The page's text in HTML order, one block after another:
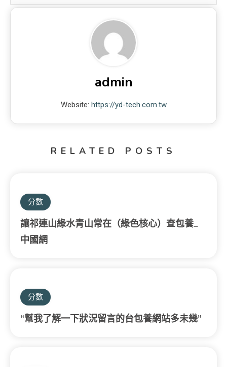
admin
Website: https://yd-tech.com.tw
RELATED POSTS
分數
讓祁連山綠水青山常在（綠色核心）查包養_
中國網
分數
“幫我了解一下狀況留言的台包養網站多未幾”